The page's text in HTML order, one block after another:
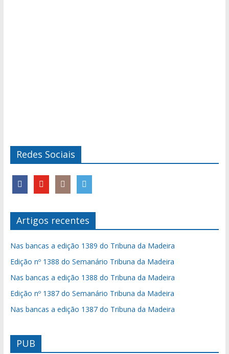
Redes Sociais
Artigos recentes
Nas bancas a edição 1389 do Tribuna da Madeira
Edição nº 1388 do Semanário Tribuna da Madeira
Nas bancas a edição 1388 do Tribuna da Madeira
Edição nº 1387 do Semanário Tribuna da Madeira
Nas bancas a edição 1387 do Tribuna da Madeira
PUB